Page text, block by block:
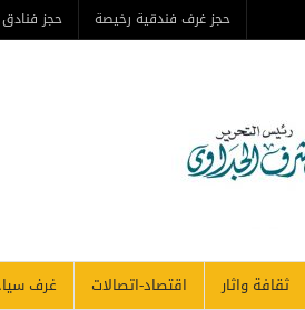
حجز غرف فندقية رخيصة حجز
ثقافة واثار اقتصاد-اتصالات غرف